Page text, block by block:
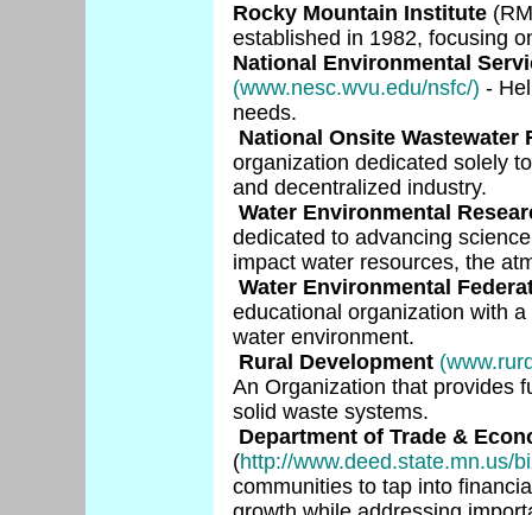
Rocky Mountain Institute
established in 1982, focusing
National Environmental
(www.nesc.wvu.edu/nsfc/) -
needs.
National Onsite
organization dedicated solely
and decentralized industry.
Water Environmental
dedicated to advancing
impact water resources, the
Water Environmental
educational organization with
water environment.
Rural Development
An Organization that provides
solid waste systems.
Department of Trade &
(http://www.deed.state.mn.us/
communities to tap into